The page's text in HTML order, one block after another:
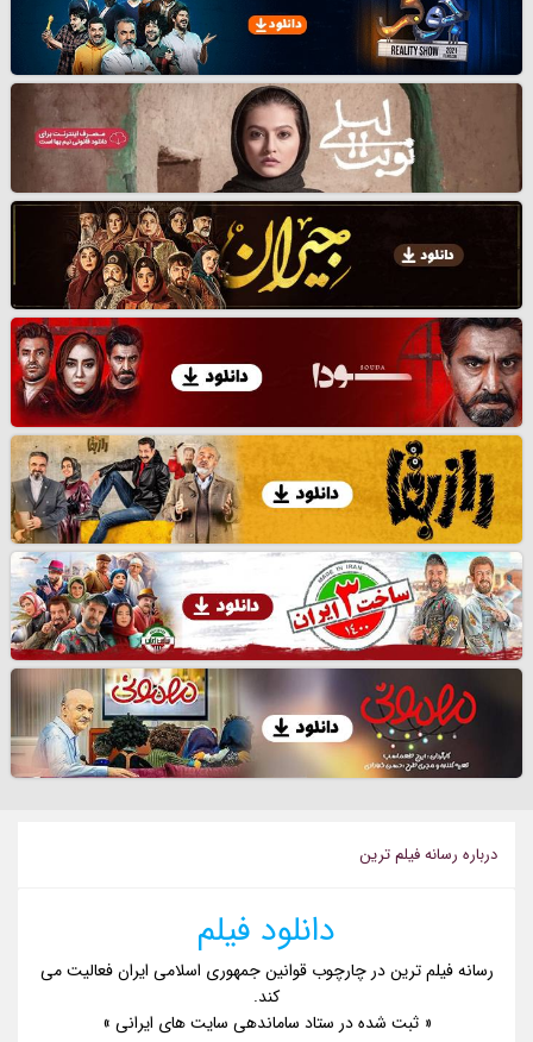
درباره رسانه فيلم ترين
دانلود فیلم
رسانه فیلم ترین در چارچوب قوانین جمهوری اسلامی ایران فعالیت می
کند.
« ثبت شده در ستاد ساماندهی سایت های ایرانی »